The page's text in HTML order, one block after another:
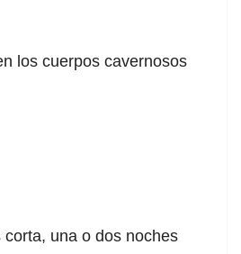
los cuerpos cavernosos
una o dos noches